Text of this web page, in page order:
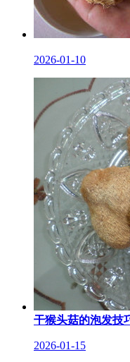
2026-01-10
干猴头菇的泡发技
2026-01-15